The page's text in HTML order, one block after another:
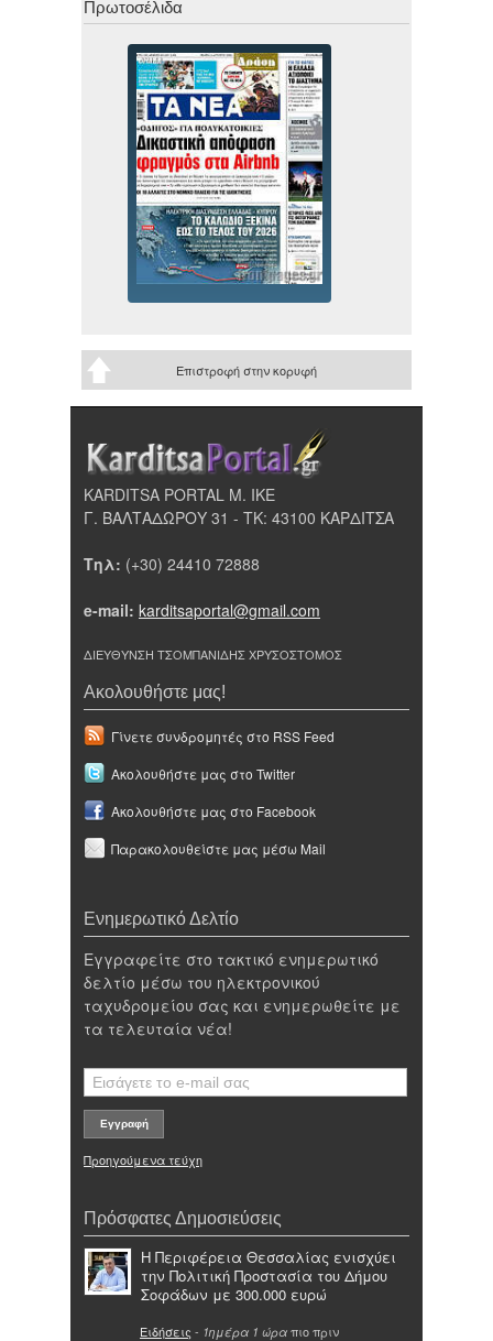
Πρωτοσέλιδα
Επιστροφή στην κορυφή
KARDITSA PORTAL Μ. ΙΚΕ
Γ. ΒΑΛΤΑΔΩΡΟΥ 31 - ΤΚ: 43100 ΚΑΡΔΙΤΣΑ
Τηλ: (+30) 24410 72888
e-mail: karditsaportal@gmail.com
ΔΙΕΥΘΥΝΣΗ ΤΣΟΜΠΑΝΙΔΗΣ ΧΡΥΣΟΣΤΟΜΟΣ
Ακολουθήστε μας!
Γίνετε συνδρομητές στο RSS Feed
Ακολουθήστε μας στο Twitter
Ακολουθήστε μας στο Facebook
Παρακολουθείστε μας μέσω Mail
Ενημερωτικό Δελτίο
Εγγραφείτε στο τακτικό ενημερωτικό
δελτίο μέσω του ηλεκτρονικού
ταχυδρομείου σας και ενημερωθείτε με
τα τελευταία νέα!
Προηγούμενα τεύχη
Πρόσφατες Δημοσιεύσεις
Η Περιφέρεια Θεσσαλίας ενισχύει
την Πολιτική Προστασία του Δήμου
Σοφάδων με 300.000 ευρώ
Ειδήσεις - 1ημέρα 1 ώρα πιο πριν